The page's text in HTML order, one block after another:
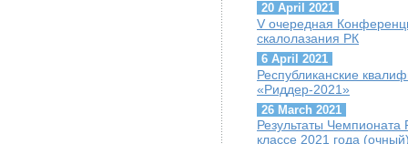
20 April 2021
V очередная
скалолазания РК
6 April 2021
Республиканские
«Риддер-2021»
26 March 2021
Результаты Чемпионата
классе 2021 года